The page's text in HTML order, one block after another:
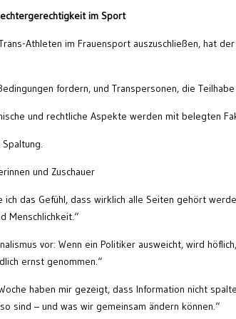
im Sport
Athleten im Frauensport auszuschließen, hat
fordern, und Transpersonen, die Teilhabe
und rechtliche Aspekte werden mit belegten
und Zuschauer
ich das Gefühl, dass wirklich alle Seiten gehört
Menschlichkeit.“
vor: Wenn ein Politiker ausweicht, wird
ernst genommen.“
haben mir gezeigt, dass Information nicht
sind – und was wir gemeinsam ändern können.“